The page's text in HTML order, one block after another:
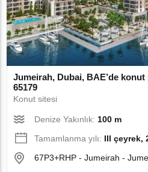
Jumeirah, Dubai, BAE’de
65179
Konut sitesi
Denize Yakınlık: 100 m
Tamamlanma yılı: III çeyrek,
67P3+RHP - Jumeirah -